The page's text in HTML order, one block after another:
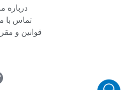
درباره
تماس با
قوانین و